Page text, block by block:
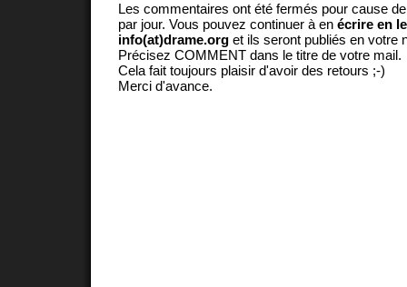
Les commentaires ont été fermés pour cause
par jour. Vous pouvez continuer à en écrire en
info(at)drame.org et ils seront publiés en votre
Précisez COMMENT dans le titre de votre mail.
Cela fait toujours plaisir d'avoir des retours ;-)
Merci d'avance.